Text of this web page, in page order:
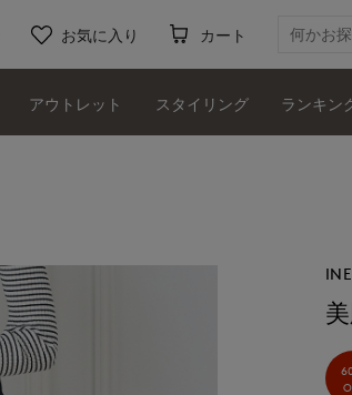
お気に入り カート
アウトレット スタイリング ランキン